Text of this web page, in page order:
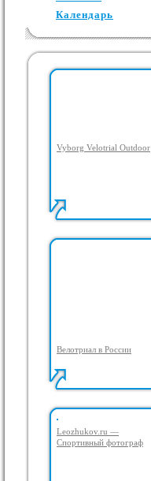
Календарь
Vyborg Velotrial Outdoor
Велотриал в России
Leozhukov.ru —
Спортивный фотограф